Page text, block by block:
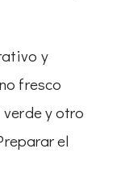
y
fresco
y otro
el